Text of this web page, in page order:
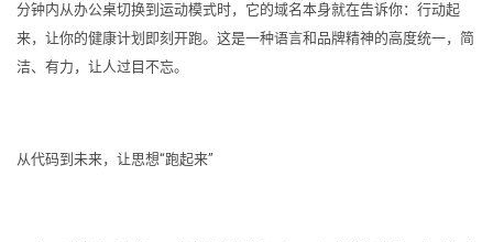
分钟内从办公桌切换到运动模式时，它的域名本身就在告诉你：行动起
来，让你的健康计划即刻开跑。这是一种语言和品牌精神的高度统一，简
洁、有力，让人过目不忘。
从代码到未来，让思想“跑起来”